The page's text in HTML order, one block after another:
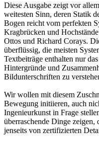
Diese Ausgabe zeigt vor
weitesten Sinn, deren Statik
Bogen reicht vom perfekten
Kragbrücken und
Ottos und Richard Corays.
überflüssig, die meisten
Textbeiträge enthalten nur
Hintergründe und
Bildunterschriften zu
Wir wollen mit diesem
Bewegung initiieren, auch
Ingenieurkunst in Frage
überraschende Dinge
jenseits von zertifizierten